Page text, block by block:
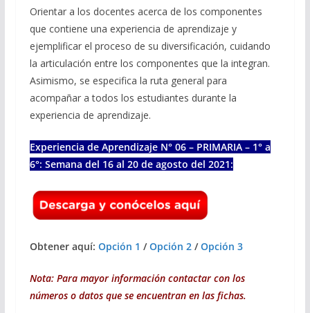
Orientar a los docentes acerca de los componentes
que contiene una experiencia de aprendizaje y
ejemplificar el proceso de su diversificación, cuidando
la articulación entre los componentes que la integran.
Asimismo, se especifica la ruta general para
acompañar a todos los estudiantes durante la
experiencia de aprendizaje.
Experiencia de Aprendizaje N° 06 – PRIMARIA – 1° a
6°: Semana del 16 al 20 de agosto del 2021:
Obtener aquí: Opción 1 /Opción 2/Opción 3
Nota: Para mayor información contactar con los
números o datos que se encuentran en las fichas.